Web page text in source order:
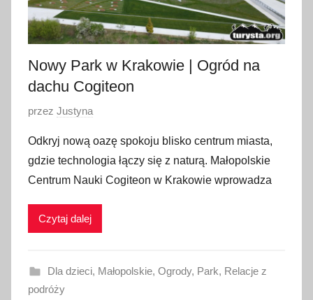
Nowy Park w Krakowie | Ogród na
dachu Cogiteon
O
u
b
l
i
a
n
przez Justyna
Odkryj nową oazę spokoju blisko centrum miasta,
gdzie technologia łączy się z naturą. Małopolskie
Centrum Nauki Cogiteon w Krakowie wprowadza
Czytaj dalej
Dla dzieci, Małopolskie, Ogrody, Park, Relacje z
podróży